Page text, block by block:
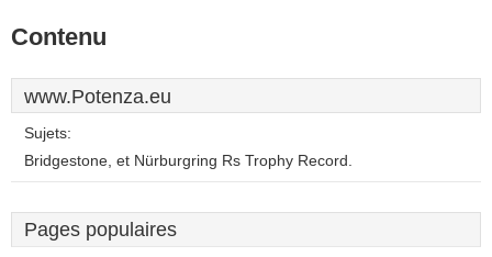
Contenu
www.Potenza.eu
Sujets:
Bridgestone, et Nürburgring Rs Trophy Record.
Pages populaires